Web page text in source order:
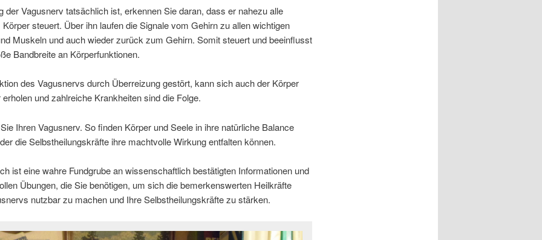
der Vagusnerv tatsächlich ist, erkennen Sie daran, dass er nahezu alle
steuert. Über ihn laufen die Signale vom Gehirn zu allen wichtigen
Muskeln und auch wieder zurück zum Gehirn. Somit steuert und beeinflusst
Bandbreite an Körperfunktionen.
des Vagusnervs durch Überreizung gestört, kann sich auch der Körper
und zahlreiche Krankheiten sind die Folge.
Ihren Vagusnerv. So finden Körper und Seele in ihre natürliche Balance
die Selbstheilungskräfte ihre machtvolle Wirkung entfalten können.
ist eine wahre Fundgrube an wissenschaftlich bestätigten Informationen und
Übungen, die Sie benötigen, um sich die bemerkenswerten Heilkräfte
nutzbar zu machen und Ihre Selbstheilungskräfte zu stärken.